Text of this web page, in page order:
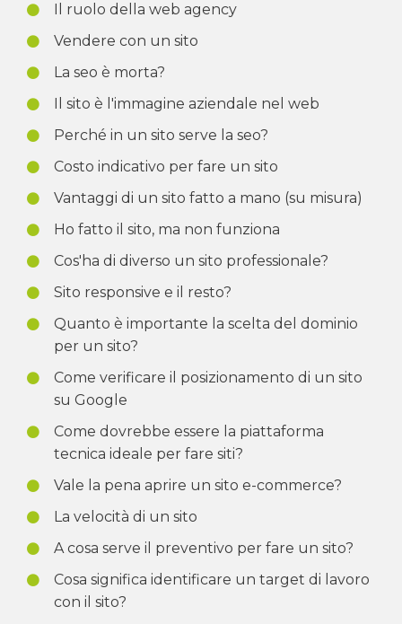
Il ruolo della web agency
Vendere con un sito
La seo è morta?
Il sito è l'immagine aziendale nel web
Perché in un sito serve la seo?
Costo indicativo per fare un sito
Vantaggi di un sito fatto a mano (su misura)
Ho fatto il sito, ma non funziona
Cos'ha di diverso un sito professionale?
Sito responsive e il resto?
Quanto è importante la scelta del dominio
per un sito?
Come verificare il posizionamento di un sito
su Google
Come dovrebbe essere la piattaforma
tecnica ideale per fare siti?
Vale la pena aprire un sito e-commerce?
La velocità di un sito
A cosa serve il preventivo per fare un sito?
Cosa significa identificare un target di lavoro
con il sito?